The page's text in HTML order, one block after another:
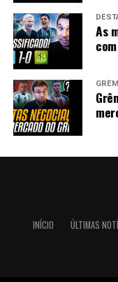
As
INÍCIO ÚLTIMAS